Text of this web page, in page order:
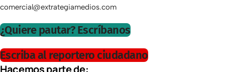
comercial@extrategiamedios.com
¿Quiere pautar? Escríbanos
Escriba al reportero ciudadano
Hacemos parte de: